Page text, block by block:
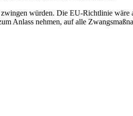
würden. Die EU-Richtlinie wäre
Anlass nehmen, auf alle